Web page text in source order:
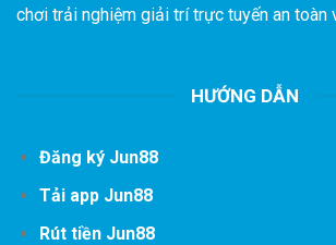
chơi trải nghiệm giải trí trực tuyến an toàn
HƯỚNG DẪN
Đăng ký Jun88
Tải app Jun88
Rút tiền Jun88